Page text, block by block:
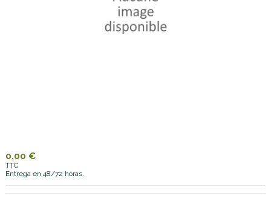
0,00 €
TTC
Entrega en 48/72 horas.